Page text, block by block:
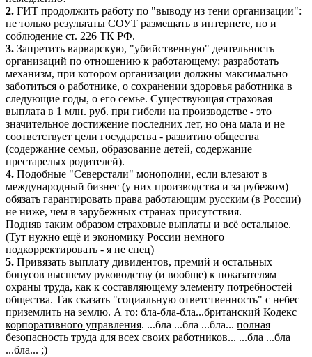
2. ГИТ продолжить работу по "выводу из тени организации":
не только результаты СОУТ размещать в интернете, но и
соблюдение ст. 226 ТК РФ.
3. Запретить варварскую, "убийственную" деятельность
организаций по отношению к работающему: разработать
механизм, при котором организации должны максимально
заботиться о работнике, о сохранении здоровья работника в
следующие годы, о его семье. Существующая страховая
выплата в 1 млн. руб. при гибели на производстве - это
значительное достижение последних лет, но она мала и не
соответствует цели государства - развитию общества
(содержание семьи, образование детей, содержание
престарелых родителей).
4. Подобные "Северстали" монополии, если влезают в
международный бизнес (у них производства и за рубежом)
обязать гарантировать права работающим русским (в России)
не ниже, чем в зарубежных странах присутствия.
Подняв таким образом страховые выплаты и всё остальное.
(Тут нужно ещё и экономику России немного
подкорректировать - я не спец)
5. Привязать выплату дивидентов, премий и остальных
бонусов высшему руководству (и вообще) к показателям
охраны труда, как к составляющему элементу потребностей
общества. Так сказать "социальную ответственность" с небес
приземлить на землю. А то: бла-бла-бла...британский Кодекс
корпоративного управления. ...бла ...бла ...бла... полная
безопасность труда для всех своих работников... ...бла ...бла
...бла... ;)